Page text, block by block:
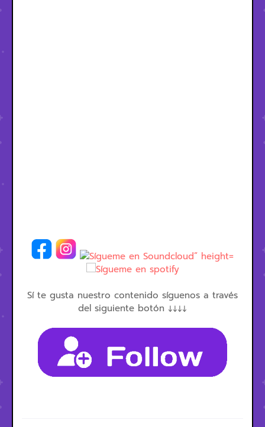
Sí te gusta nuestro contenido síguenos a través
del siguiente botón ↓↓↓↓